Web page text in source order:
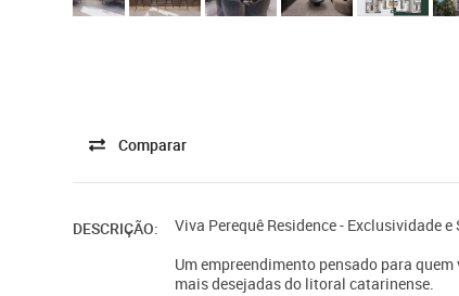
Comparar
DESCRIÇÃO:
Viva Perequê Residence - Exclusividade
Um empreendimento pensado para
mais desejadas do litoral catarinense.